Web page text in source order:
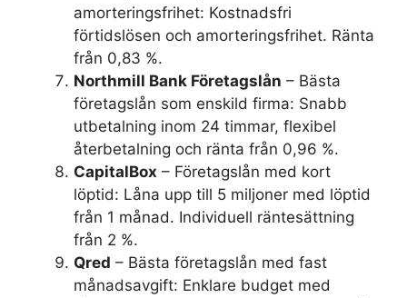
amorteringsfrihet: Kostnadsfri
förtidslösen och amorteringsfrihet. Ränta
från 0,83 %.
Northmill Bank Företagslån – Bästa
företagslån som enskild firma: Snabb
utbetalning inom 24 timmar, flexibel
återbetalning och ränta från 0,96 %.
CapitalBox – Företagslån med kort
löptid: Låna upp till 5 miljoner med löptid
från 1 månad. Individuell räntesättning
från 2 %.
Qred – Bästa företagslån med fast
månadsavgift: Enklare budget med